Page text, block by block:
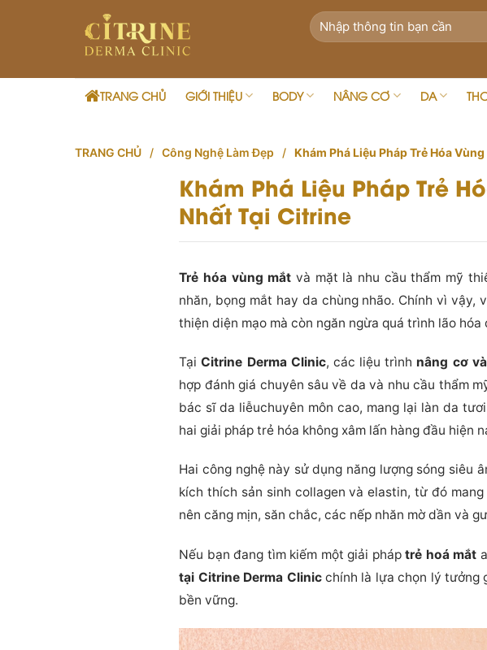
TRANG CHỦ GIỚI THIỆU BODY NÂNG CƠ DA
TRANG CHỦ / Công Nghệ Làm Đẹp / Khám Phá Liệu Pháp Trẻ Hóa
Khám Phá Liệu Pháp Trẻ
Nhất Tại Citrine
Trẻ hóa vùng mắt và mặt là nhu cầu thẩm mỹ
nhăn, bọng mắt hay da chùng nhão. Chính vì vậy,
thiện diện mạo mà còn ngăn ngừa quá trình lão hóa
TạiCitrine Derma Clinic, các liệu trình nâng cơ
hợp đánh giá chuyên sâu về da và nhu cầu thẩm
bác sĩ da liễuchuyên môn cao, mang lại làn da
hai giải pháp trẻ hóa không xâm lấn hàng đầu hiện
Hai công nghệ này sử dụng năng lượng sóng
kích thích sản sinh collagen và elastin, từ đó mang
nên căng mịn, săn chắc, các nếp nhăn mờ dần và
Nếu bạn đang tìm kiếm một giải pháptrẻ hoá mắt
tại Citrine Derma Clinicchính là lựa chọn lý tưởng
bền vững.